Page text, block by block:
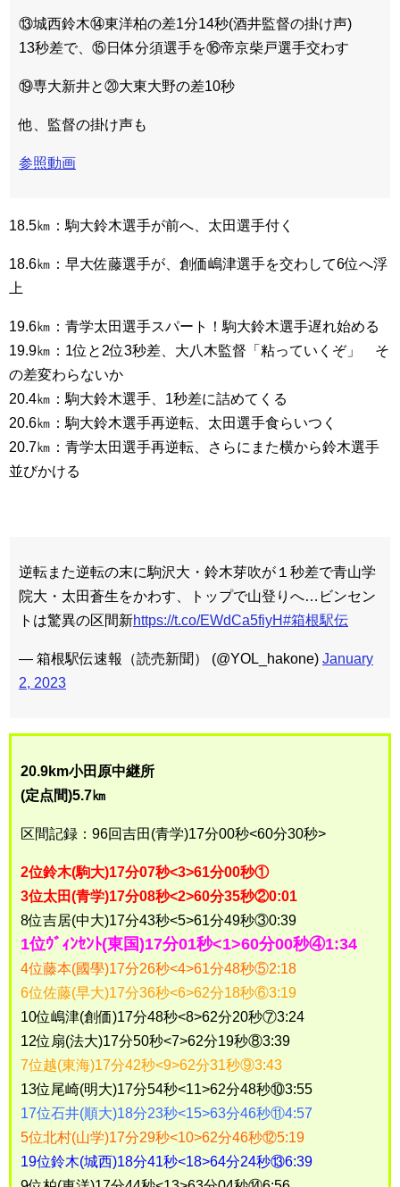
⑬城西鈴木⑭東洋柏の差1分14秒(酒井監督の掛け声)
13秒差で、⑮日体分須選手を⑯帝京柴戸選手交わす
⑲専大新井と⑳大東大野の差10秒
他、監督の掛け声も
参照動画
18.5㎞：駒大鈴木選手が前へ、太田選手付く
18.6㎞：早大佐藤選手が、創価嶋津選手を交わして6位へ浮
上
19.6㎞：青学太田選手スパート！駒大鈴木選手遅れ始める
19.9㎞：1位と2位3秒差、大八木監督「粘っていくぞ」 そ
の差変わらないか
20.4㎞：駒大鈴木選手、1秒差に詰めてくる
20.6㎞：駒大鈴木選手再逆転、太田選手食らいつく
20.7㎞：青学太田選手再逆転、さらにまた横から鈴木選手
並びかける
逆転また逆転の末に駒沢大・鈴木芽吹が１秒差で青山学
院大・太田蒼生をかわす、トップで山登りへ…ビンセン
トは驚異の区間新https://t.co/EWdCa5fiyH#箱根駅伝
— 箱根駅伝速報（読売新聞） (@YOL_hakone) January
2, 2023
20.9km小田原中継所
(定点間)5.7㎞
区間記録：96回吉田(青学)17分00秒<60分30秒>
2位鈴木(駒大)17分07秒<3>61分00秒①
3位太田(青学)17分08秒<2>60分35秒②0:01
8位吉居(中大)17分43秒<5>61分49秒③0:39
1位ｳﾞｨﾝｾﾝﾄ(東国)17分01秒<1>60分00秒④1:34
4位藤本(國學)17分26秒<4>61分48秒⑤2:18
6位佐藤(早大)17分36秒<6>62分18秒⑥3:19
10位嶋津(創価)17分48秒<8>62分20秒⑦3:24
12位扇(法大)17分50秒<7>62分19秒⑧3:39
7位越(東海)17分42秒<9>62分31秒⑨3:43
13位尾崎(明大)17分54秒<11>62分48秒⑩3:55
17位石井(順大)18分23秒<15>63分46秒⑪4:57
5位北村(山学)17分29秒<10>62分46秒⑫5:19
19位鈴木(城西)18分41秒<18>64分24秒⑬6:39